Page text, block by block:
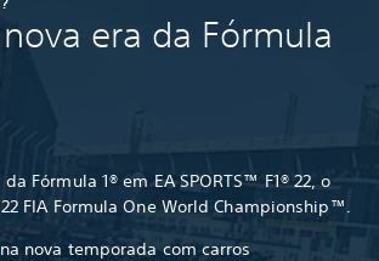
era da Fórmula
Fórmula 1® em EA SPORTS™ F1® 22, o
FIA Formula One World Championship™.
nova temporada com carros